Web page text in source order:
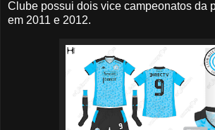
Clube possui dois vice campeonatos da
em 2011 e 2012.